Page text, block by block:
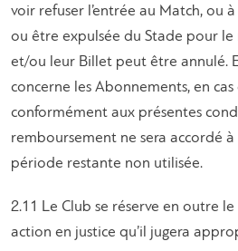
voir refuser l’entrée au Match, ou
ou être expulsée du Stade pour le
et/ou leur Billet peut être annulé.
concerne les Abonnements, en cas
conformément aux présentes
remboursement ne sera accordé à
période restante non utilisée.
2.11 Le Club se réserve en outre
action en justice qu’il jugera